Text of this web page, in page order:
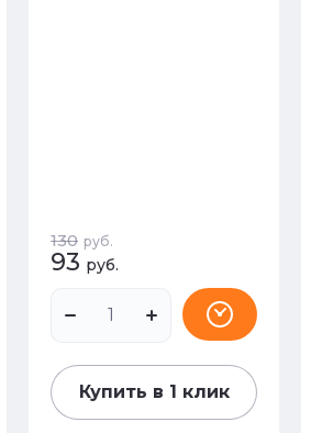
130 руб.
93 руб.
Купить в 1 клик